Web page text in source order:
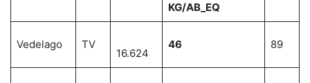
KG/AB_EQ
Vedelago TV
16.624
46 89